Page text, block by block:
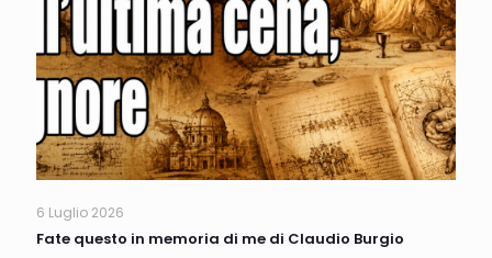
6 Luglio 2026
Fate questo in memoria di me di Claudio Burgio